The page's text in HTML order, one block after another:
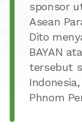
sponsor
Asean
Dito
BAYAN
tersebut
Phnom